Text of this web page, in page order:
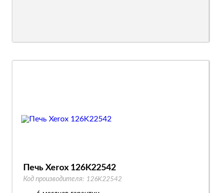
Печь Xerox 126K22542
Код производителя: 126K22542